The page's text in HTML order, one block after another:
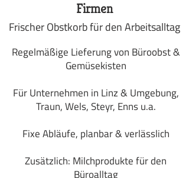
Firmen
Frischer Obstkorb für den Arbeitsalltag
Regelmäßige Lieferung von Büroobst &
Gemüsekisten
Für Unternehmen in Linz & Umgebung,
Traun, Wels, Steyr, Enns u.a.
Fixe Abläufe, planbar & verlässlich
Zusätzlich: Milchprodukte für den
Büroalltag